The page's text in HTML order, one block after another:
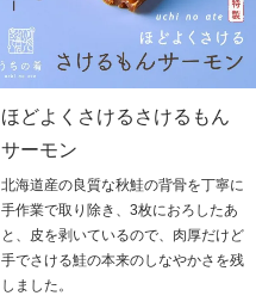
ほどよくさけるさけるもん
サーモン
北海道産の良質な秋鮭の背骨を丁寧に
手作業で取り除き、3枚におろしたあ
と、皮を剥いているので、肉厚だけど
手でさける鮭の本来のしなやかさを残
しました。